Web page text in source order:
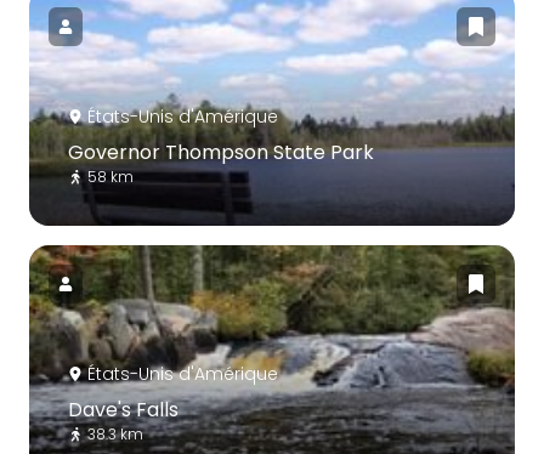
États-Unis d'Amérique
Governor Thompson State Park
58 km
États-Unis d'Amérique
Dave's Falls
38.3 km